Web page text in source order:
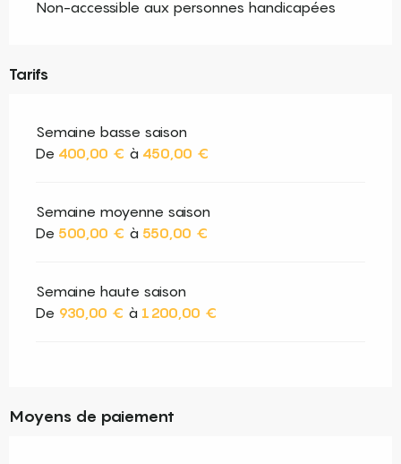
Non-accessible aux personnes handicapées
Tarifs
Semaine basse saison
De 400,00 € à 450,00 €
Semaine moyenne saison
De 500,00 € à 550,00 €
Semaine haute saison
De 930,00 € à 1 200,00 €
Moyens de paiement